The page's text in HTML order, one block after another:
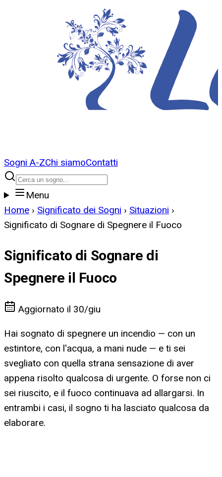
Sogni A-ZChi siamoContatti
Menu
Home › Significato dei Sogni › Situazioni ›
Significato di Sognare di Spegnere il Fuoco
Significato di Sognare di
Spegnere il Fuoco
Aggiornato il 30/giu
Hai sognato di spegnere un incendio — con un
estintore, con l'acqua, a mani nude — e ti sei
svegliato con quella strana sensazione di aver
appena risolto qualcosa di urgente. O forse non ci
sei riuscito, e il fuoco continuava ad allargarsi. In
entrambi i casi, il sogno ti ha lasciato qualcosa da
elaborare.